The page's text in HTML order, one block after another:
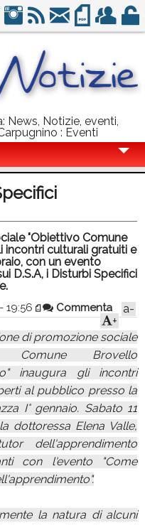
News, Notizie, eventi,
: Eventi
"Obiettivo Comune
incontri culturali gratuiti e
con un evento
D.S.A, i Disturbi Specifici
19:56 Commenta
a-
+
di promozione sociale
Comune Brovello
inaugura gli incontri
al pubblico presso la
I° gennaio. Sabato 11
dottoressa Elena Valle,
dell'apprendimento
con l'evento "Come
la natura di alcuni